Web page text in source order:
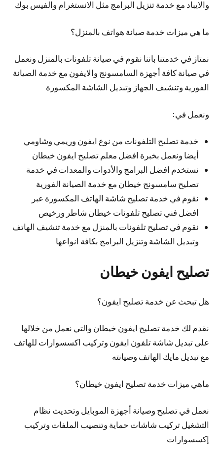
والايباد مع خدمة تنزيل البرامج مثل الانستغرام والفيس بوك
ما هي ميزات خدمة صيانة هواتف بالمنزل؟
نمتاز في خدمتنا باننا نقوم في صيانة تلفونات بالمنزل ونعمل
في صيانة كافة أجهزة السامسونج والايفون مع خدمة الصيانة
الفورية وتنشيف الجهاز وتبديل الشاشة المكسورة
ونعمل في:
خدمة تصليح التلفونات من نوع ايفون وريمي وشاومي
أيضا ونعمل بخبرة افضل معلم تصليح ايفون خيطان
نستخدم افضل البرامج والأدوات والمعدات في خدمة
تصليح سامسونج خيطان مع خدمة الصيانة الفورية
نقوم في خدمة تصليح شاشة الهاتف المكسورة عبر
افضل فني تصليح تلفونات خيطان شاطر ورخيص
نقوم في تصليح تلفونات بالمنزل مع خدمة تنشيف الهاتف
وتبديل الشاشة وتنزيل البرامج بكافة انواعها
تصليح ايفون خيطان
هل تبحث عن خدمة تصليح ايفون؟
نقدم لك خدمة تصليح ايفون خيطان والتي نعمل من خلالها
على تبديل شاشة تلفون ايفون وتركيب اكسسوارات للهاتف
مع تبديل مايك الهاتف وصيانته
ماهي ميزات خدمة تصليح ايفون خيطان؟
نعمل في تصليح وصيانة أجهزة الموبايل وتحديث نظام
التشغيل تركيب شاشات حماية وتنصيب الملفات وتركيب
إكسسوارات